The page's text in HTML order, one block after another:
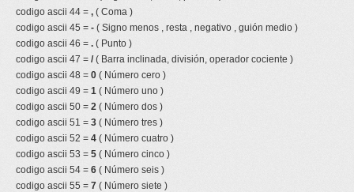
codigo ascii 44 = , ( Coma )
codigo ascii 45 = - ( Signo menos , resta , negativo , guión medio )
codigo ascii 46 = . ( Punto )
codigo ascii 47 = /( Barra inclinada, división, operador cociente )
codigo ascii 48 = 0 ( Número cero )
codigo ascii 49 = 1 ( Número uno )
codigo ascii 50 = 2 ( Número dos )
codigo ascii 51 = 3 ( Número tres )
codigo ascii 52 = 4 ( Número cuatro )
codigo ascii 53 = 5 ( Número cinco )
codigo ascii 54 = 6 ( Número seis )
codigo ascii 55 = 7 ( Número siete )